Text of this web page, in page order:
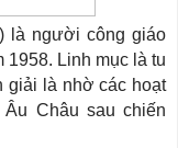
là người công giáo
Linh mục là tu
là nhờ các hoạt
Châu sau chiến